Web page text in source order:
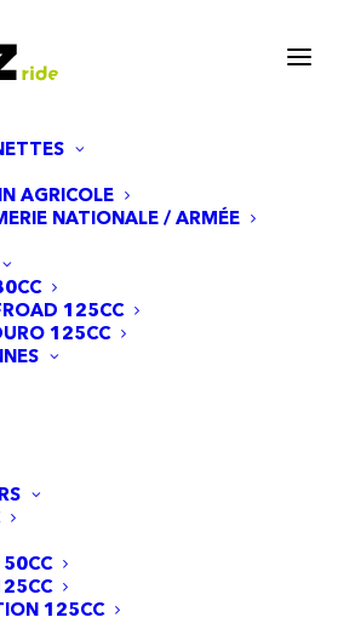
AGRICOLE
NATIONALE / ARMÉE
125CC
125CC
125CC